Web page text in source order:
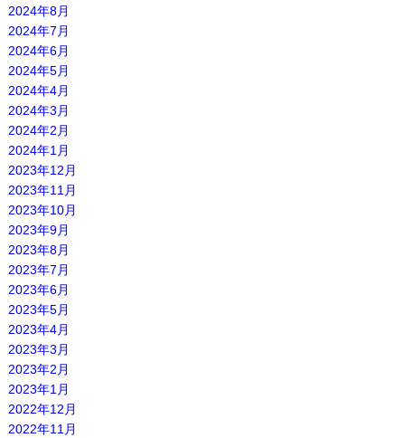
2024年8月
2024年7月
2024年6月
2024年5月
2024年4月
2024年3月
2024年2月
2024年1月
2023年12月
2023年11月
2023年10月
2023年9月
2023年8月
2023年7月
2023年6月
2023年5月
2023年4月
2023年3月
2023年2月
2023年1月
2022年12月
2022年11月